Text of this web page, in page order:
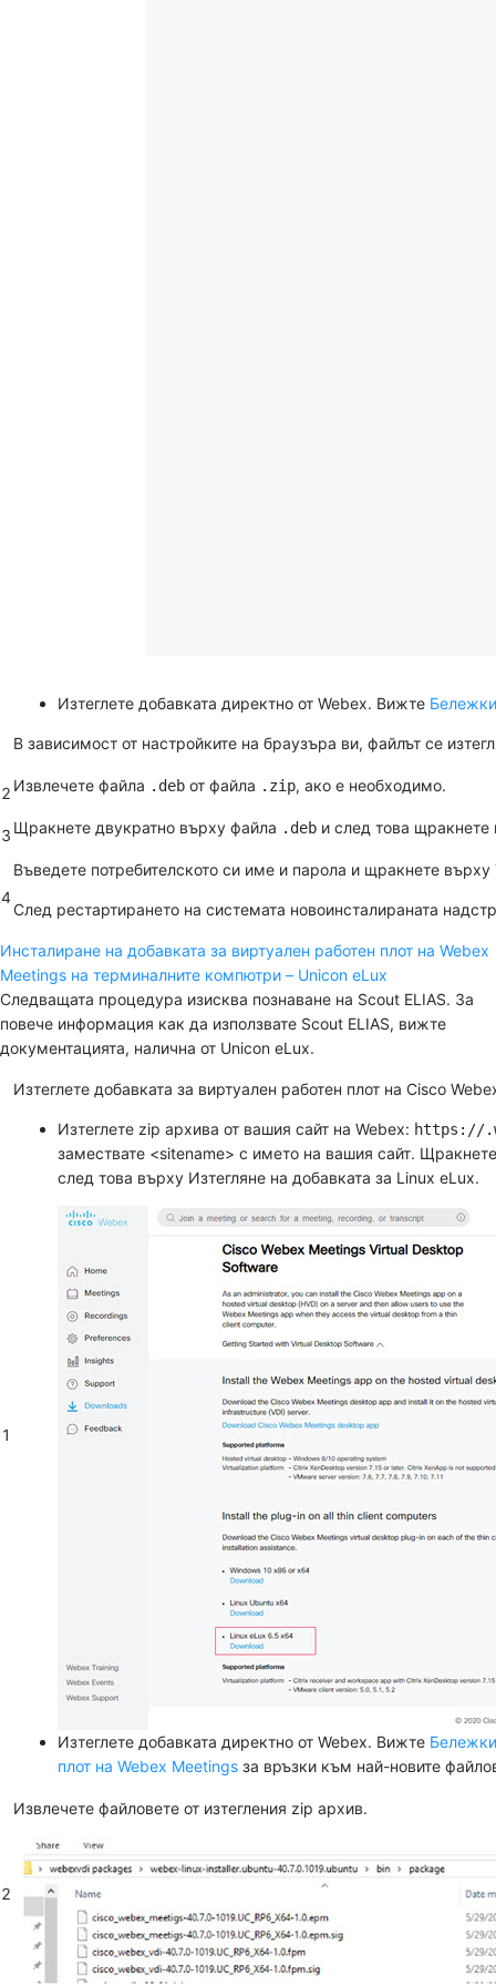
Изтеглете добавката директно от Webex. Вижте
В зависимост от настройките на браузъра ви, файлът се
2 Извлечете файла .deb от файла .zip, ако е необходимо.
3 Щракнете двукратно върху файла .deb и след това
4
Въведете потребителското си име и парола и щракнете върху
След рестартирането на системата новоинсталираната
Инсталиране на добавката за виртуален работен плот на Webex
Meetings на терминалните компютри – Unicon eLux
Следващата процедура изисква познаване на Scout ELIAS. За
повече информация как да използвате Scout ELIAS, вижте
документацията, налична от Unicon eLux.
1
Изтеглете добавката за виртуален работен плот на Cisco
Изтеглете zip архива от вашия сайт на Webex: https://
замествате <sitename> с името на вашия сайт.
след това върху Изтегляне на добавката за Linux eLux.
Изтеглете добавката директно от Webex. Вижте
плот на Webex Meetings за връзки към най-новите
2
Извлечете файловете от изтегления zip архив.